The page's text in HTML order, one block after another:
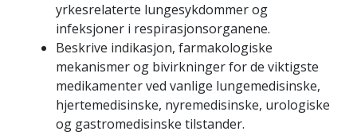
yrkesrelaterte lungesykdommer og
infeksjoner i respirasjonsorganene.
Beskrive indikasjon, farmakologiske
mekanismer og bivirkninger for de viktigste
medikamenter ved vanlige lungemedisinske,
hjertemedisinske, nyremedisinske, urologiske
og gastromedisinske tilstander.